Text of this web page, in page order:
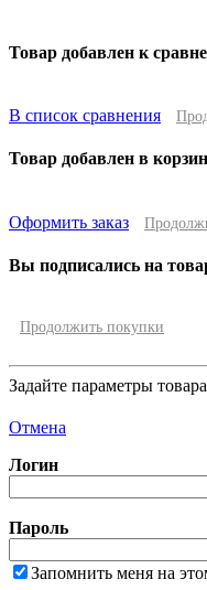
Товар добавлен к
В список сравнения
Товар добавлен в
Оформить заказ
Вы подписались на
Продолжить покупки
Задайте параметры товара
Отмена
Логин
Пароль
Запомнить меня на